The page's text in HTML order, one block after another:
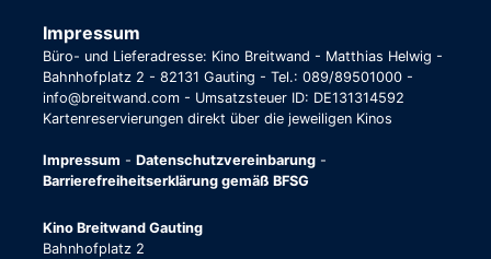
Impressum
Büro- und Lieferadresse: Kino Breitwand - Matthias Helwig -
Bahnhofplatz 2 - 82131 Gauting - Tel.: 089/89501000 -
info@breitwand.com - Umsatzsteuer ID: DE131314592
Kartenreservierungen direkt über die jeweiligen Kinos
Impressum - Datenschutzvereinbarung -
Barrierefreiheitserklärung gemäß BFSG
Kino Breitwand Gauting
Bahnhofplatz 2